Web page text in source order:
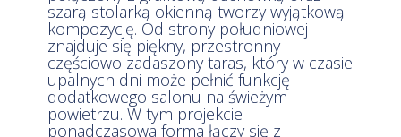
tworzy wyjątkową kompozycję. Od
strony południowej znajduje się piękny,
przestronny i częściowo zadaszony
taras, który w czasie upalnych dni może
pełnić funkcję dodatkowego salonu na
świeżym powietrzu. W tym projekcie
ponadczasowa forma łączy się z
nowoczesnym wykończeniem.